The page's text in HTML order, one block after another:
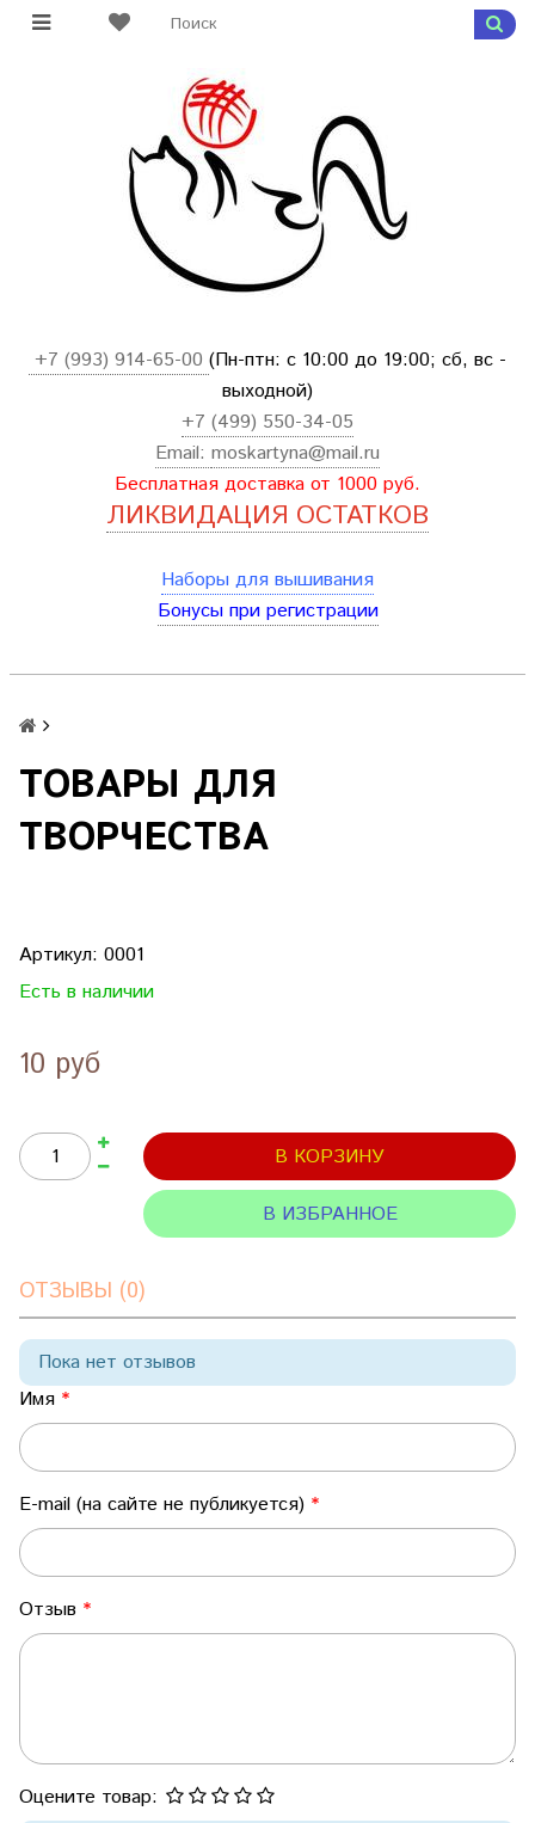
+7 (993) 914-65-00 (Пн-птн: с 10:00 до 19:00; сб, вс -
выходной)
+7 (499) 550-34-05
Email: moskartyna@mail.ru
Бесплатная доставка от 1000 руб.
ЛИКВИДАЦИЯ ОСТАТКОВ
Наборы для вышивания
Бонусы при регистрации
ТОВАРЫ ДЛЯ
ТВОРЧЕСТВА
Артикул: 0001
Есть в наличии
10 руб
В КОРЗИНУ
В ИЗБРАННОЕ
ОТЗЫВЫ (0)
Пока нет отзывов
Имя
E-mail (на сайте не публикуется)
Отзыв
Оцените товар: